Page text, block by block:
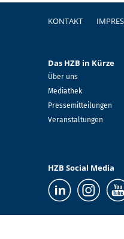
Fußzeile
KONTAKT
Das HZB in Kürze
Über uns
Mediathek
Pressemitteilungen
Veranstaltungen
HZB Social Media